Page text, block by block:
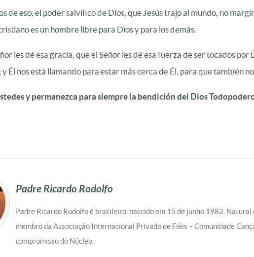
de eso, el poder salvífico de Dios, que Jesús trajo al mundo, no
es un hombre libre para Dios y para los demás.
les dé esa gracia, que el Señor les dé esa fuerza de ser tocados por
y Él nos está llamando para estar más cerca de Él, para que también
y permanezca para siempre la bendición del Dios
Padre Ricardo Rodolfo
Padre Ricardo Rodolfo é brasileiro, nascido em 15 de junho 1982. Natural
membro da Associação Internacional Privada de Fiéis – Comunidade
compromisso do Núcleo.